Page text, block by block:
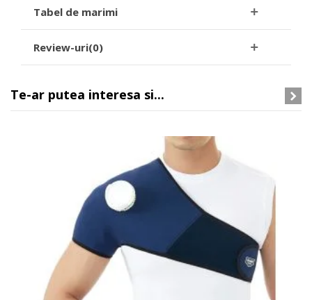
Tabel de marimi
Review-uri(0)
Te-ar putea interesa si...